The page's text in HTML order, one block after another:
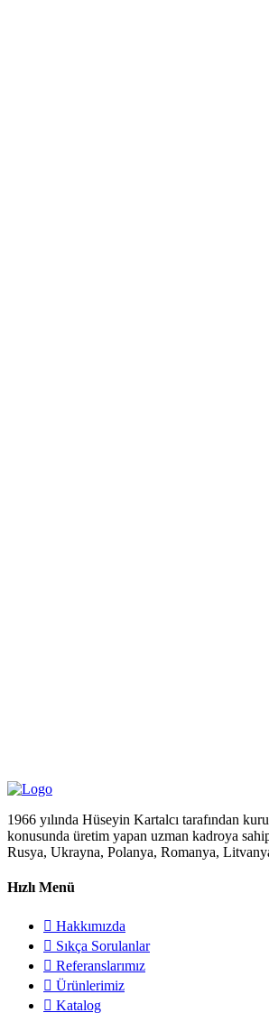
1966 yılında Hüseyin Kartalcı tarafından
konusunda üretim yapan uzman kadroya
Rusya, Ukrayna, Polanya, Romanya,
Hızlı Menü
Hakkımızda
Sıkça Sorulanlar
Referanslarımız
Ürünlerimiz
Katalog